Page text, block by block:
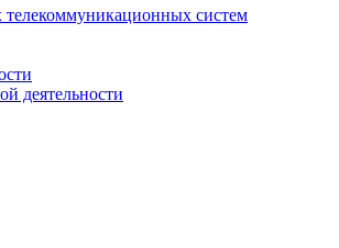
систем
деятельности